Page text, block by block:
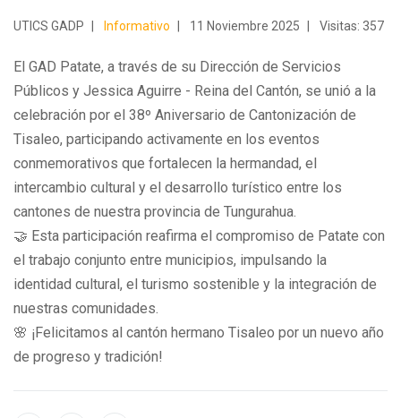
UTICS GADP Informativo 11 Noviembre 2025 Visitas: 357
El GAD Patate, a través de su Dirección de Servicios
Públicos y Jessica Aguirre - Reina del Cantón, se unió a la
celebración por el 38º Aniversario de Cantonización de
Tisaleo, participando activamente en los eventos
conmemorativos que fortalecen la hermandad, el
intercambio cultural y el desarrollo turístico entre los
cantones de nuestra provincia de Tungurahua.
🤝 Esta participación reafirma el compromiso de Patate con
el trabajo conjunto entre municipios, impulsando la
identidad cultural, el turismo sostenible y la integración de
nuestras comunidades.
🌸 ¡Felicitamos al cantón hermano Tisaleo por un nuevo año
de progreso y tradición!